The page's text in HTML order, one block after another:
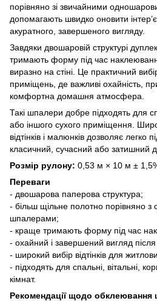
порівняно зі звичайними
допомагають швидко оновити
акуратного, завершеного вигляду.
Завдяки двошаровій структурі
тримають форму під час
виразно на стіні. Це практичний
приміщень, де важливі охайність,
комфортна домашня атмосфера.
Такі шпалери добре підходять для
або іншого сухого приміщення.
відтінків і малюнків дозволяє легко
класичний, сучасний або затишний
Розмір рулону: 0,53 м × 10 м ±
Переваги
- двошарова паперова структура;
- більш щільне полотно порівняно
шпалерами;
- краще тримають форму під час
- охайний і завершений вигляд
- широкий вибір відтінків для
- підходять для спальні, вітальні,
кімнат.
Рекомендації щодо обклеювання